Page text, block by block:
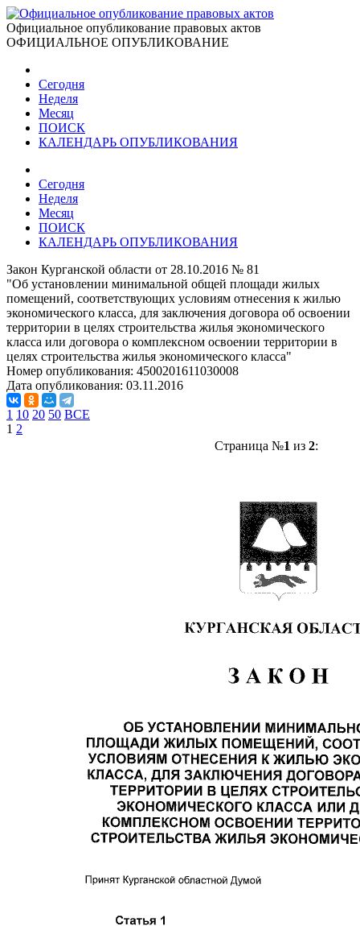
Официальное опубликование правовых актов
ОФИЦИАЛЬНОЕ ОПУБЛИКОВАНИЕ
Сегодня
Неделя
Месяц
ПОИСК
КАЛЕНДАРЬ ОПУБЛИКОВАНИЯ
Сегодня
Неделя
Месяц
ПОИСК
КАЛЕНДАРЬ ОПУБЛИКОВАНИЯ
Закон Курганской области от 28.10.2016 № 81
"Об установлении минимальной общей площади жилых
помещений, соответствующих условиям отнесения к жилью
экономического класса, для заключения договора об освоении
территории в целях строительства жилья экономического
класса или договора о комплексном освоении территории в
целях строительства жилья экономического класса"
Номер опубликования: 4500201611030008
Дата опубликования: 03.11.2016
1 10 20 50 ВСЕ
1 2
Страница №1 из 2: